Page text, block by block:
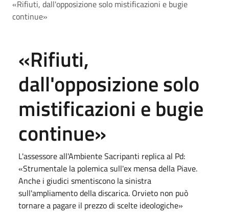
«Rifiuti, dall'opposizione solo mistificazioni e bugie
continue»
«Rifiuti,
dall'opposizione solo
mistificazioni e bugie
continue»
L'assessore all'Ambiente Sacripanti replica al Pd:
«Strumentale la polemica sull'ex mensa della Piave.
Anche i giudici smentiscono la sinistra
sull'ampliamento della discarica. Orvieto non può
tornare a pagare il prezzo di scelte ideologiche»